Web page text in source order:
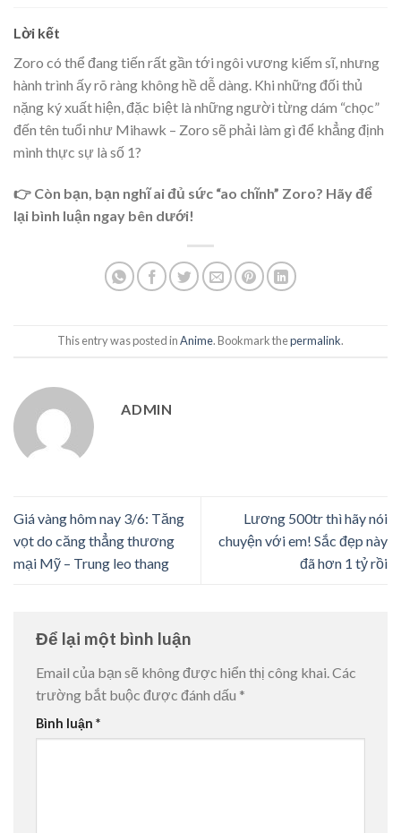
Lời kết
Zoro có thể đang tiến rất gần tới ngôi vương kiếm sĩ, nhưng
hành trình ấy rõ ràng không hề dễ dàng. Khi những đối thủ
nặng ký xuất hiện, đặc biệt là những người từng dám “chọc”
đến tên tuổi như Mihawk – Zoro sẽ phải làm gì để khẳng định
mình thực sự là số 1?
👉 Còn bạn, bạn nghĩ ai đủ sức “ao chĩnh” Zoro? Hãy để
lại bình luận ngay bên dưới!
This entry was posted inAnime. Bookmark thepermalink.
ADMIN
Giá vàng hôm nay 3/6: Tăng
vọt do căng thẳng thương
mại Mỹ – Trung leo thang
Lương 500tr thì hãy nói
chuyện với em! Sắc đẹp này
đã hơn 1 tỷ rồi
Để lại một bình luận
Email của bạn sẽ không được hiển thị công khai. Các
trường bắt buộc được đánh dấu *
Bình luận *